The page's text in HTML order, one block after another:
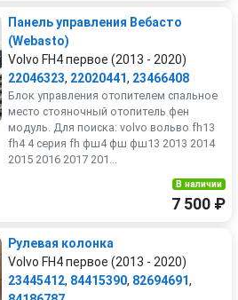
Панель управления Вебасто
(Webasto)
Volvo FH4 первое (2013 - 2020)
22046323, 22020441, 23466408
Блок управления отопителем спальное
место стояночный отопитель фен
модуль. Для поиска: volvo вольво fh13
fh4 4 серия fh фш4 фш фш13 2013 2014
2015 2016 2017 201...
В наличии
7 500 ₽
Рулевая колонка
Volvo FH4 первое (2013 - 2020)
23445412, 84415390, 82694691,